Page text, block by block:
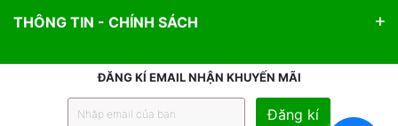
THÔNG TIN - CHÍNH SÁCH
ĐĂNG KÍ EMAIL NHẬN KHUYẾN MÃI
Đăng kí